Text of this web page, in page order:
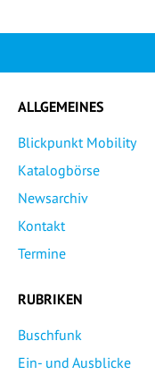
ALLGEMEINES
Blickpunkt Mobility
Katalogbörse
Newsarchiv
Kontakt
Termine
RUBRIKEN
Buschfunk
Ein- und Ausblicke